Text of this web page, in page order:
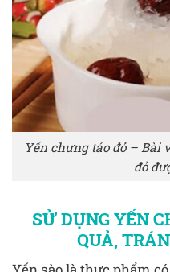
Yến chưng táo đỏ – Bài
đỏ
SỬ DỤNG YẾN
QUẢ,